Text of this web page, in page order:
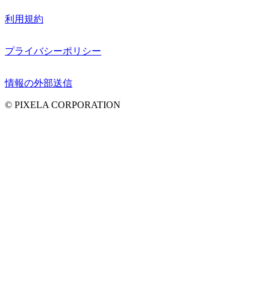
利用規約
プライバシーポリシー
情報の外部送信
© PIXELA CORPORATION